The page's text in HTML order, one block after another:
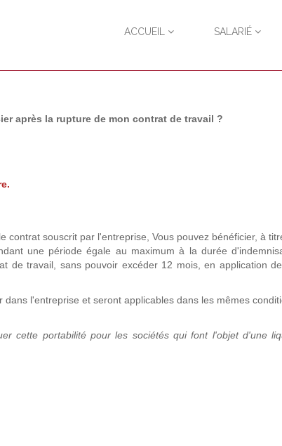
ACCUEIL SALARIÉ
après la rupture de mon contrat de travail ?
contrat souscrit par l'entreprise, Vous pouvez bénéficier, à
une période égale au maximum à la durée
de travail, sans pouvoir excéder 12 mois, en application
l'entreprise et seront applicables dans les mêmes
cette portabilité pour les sociétés qui font l'objet d'une